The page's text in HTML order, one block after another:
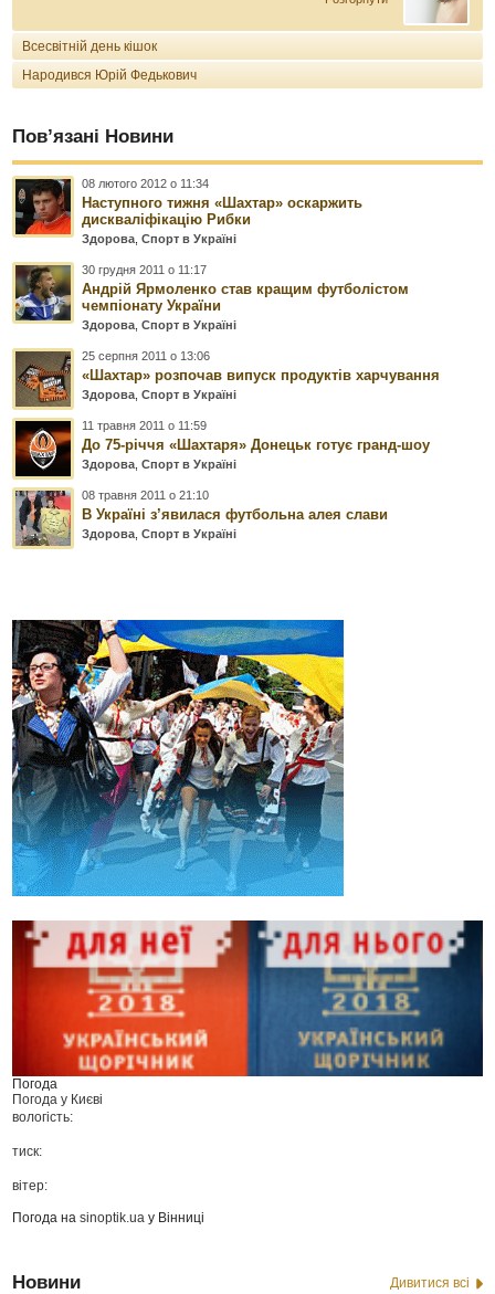
Всесвітній день кішок
Народився Юрій Федькович
Пов’язані Новини
08 лютого 2012 о 11:34
Наступного тижня «Шахтар» оскаржить
дискваліфікацію Рибки
Здорова ,Спорт в Україні
30 грудня 2011 о 11:17
Андрій Ярмоленко став кращим футболістом
чемпіонату України
Здорова ,Спорт в Україні
25 серпня 2011 о 13:06
«Шахтар» розпочав випуск продуктів харчування
Здорова ,Спорт в Україні
11 травня 2011 о 11:59
До 75-річчя «Шахтаря» Донецьк готує гранд-шоу
Здорова ,Спорт в Україні
08 травня 2011 о 21:10
В Україні з’явилася футбольна алея слави
Здорова ,Спорт в Україні
Погода
Погода у Києві
вологість:
тиск:
вітер:
Погода наsinoptik.ua у Вінниці
Новини Дивитися всі